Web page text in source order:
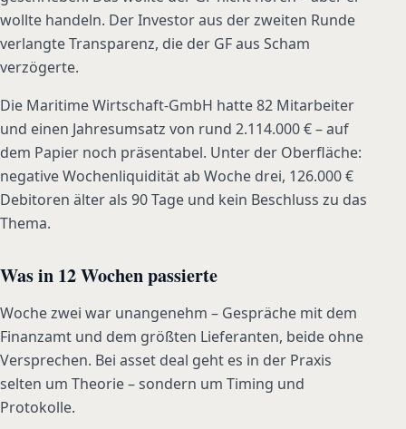
wollte handeln. Der Investor aus der zweiten Runde
verlangte Transparenz, die der GF aus Scham
verzögerte.
Die Maritime Wirtschaft-GmbH hatte 82 Mitarbeiter
und einen Jahresumsatz von rund 2.114.000 € – auf
dem Papier noch präsentabel. Unter der Oberfläche:
negative Wochenliquidität ab Woche drei, 126.000 €
Debitoren älter als 90 Tage und kein Beschluss zu das
Thema.
Was in 12 Wochen passierte
Woche zwei war unangenehm – Gespräche mit dem
Finanzamt und dem größten Lieferanten, beide ohne
Versprechen. Bei asset deal geht es in der Praxis
selten um Theorie – sondern um Timing und
Protokolle.